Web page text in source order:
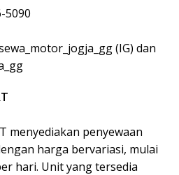
5090
(IG) dan
menyediakan penyewaan
harga bervariasi, mulai
hari. Unit yang tersedia